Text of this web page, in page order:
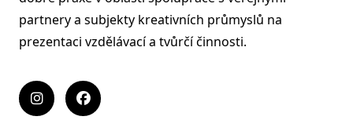
partnery a subjekty kreativních průmyslů na
prezentaci vzdělávací a tvůrčí činnosti.